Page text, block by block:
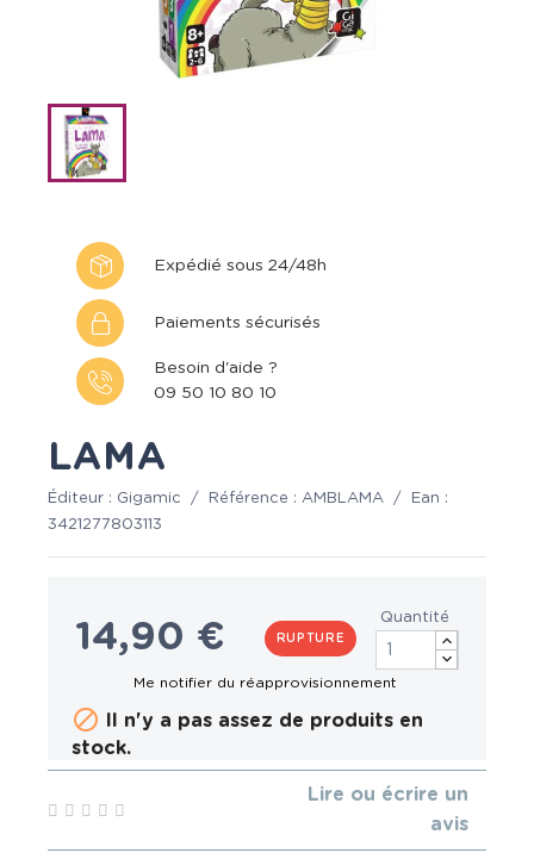
Expédié sous 24/48h
Paiements sécurisés
Besoin d'aide ?
09 50 10 80 10
LAMA
Éditeur : Gigamic / Référence : AMBLAMA /
Ean :
3421277803113
14,90 € RUPTURE
Quantité
 Il n'y a pas assez de produits en
stock.
Lire ou écrire un
avis